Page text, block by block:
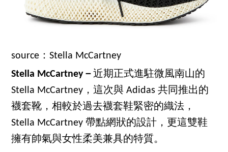
source：Stella McCartney
Stella McCartney－近期正式進駐微風南山的
Stella McCartney，這次與 Adidas 共同推出的
襪套靴，相較於過去襪套鞋緊密的織法，
Stella McCartney 帶點網狀的設計，更這雙鞋
擁有帥氣與女性柔美兼具的特質。